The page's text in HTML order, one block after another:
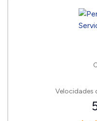
Velocidades